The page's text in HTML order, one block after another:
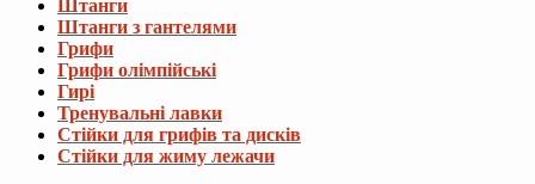
Штанги
Штанги з гантелями
Грифи
Грифи олімпійські
Гирі
Тренувальні лавки
Стійки для грифів та дисків
Стійки для жиму лежачи